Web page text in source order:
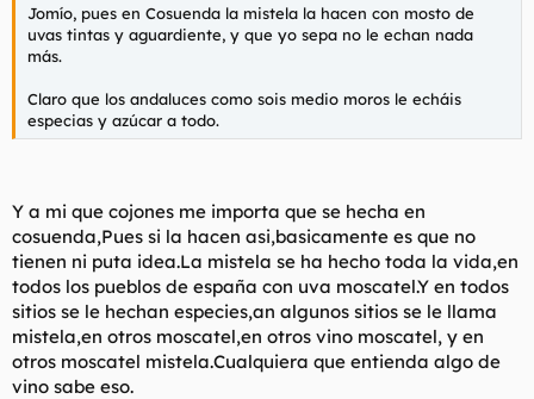
Jomío, pues en Cosuenda la mistela la hacen con mosto de
uvas tintas y aguardiente, y que yo sepa no le echan nada
más.
Claro que los andaluces como sois medio moros le echáis
especias y azúcar a todo.
Y a mi que cojones me importa que se hecha en
cosuenda,Pues si la hacen asi,basicamente es que no
tienen ni puta idea.La mistela se ha hecho toda la vida,en
todos los pueblos de españa con uva moscatel.Y en todos
sitios se le hechan especies,an algunos sitios se le llama
mistela,en otros moscatel,en otros vino moscatel, y en
otros moscatel mistela.Cualquiera que entienda algo de
vino sabe eso.